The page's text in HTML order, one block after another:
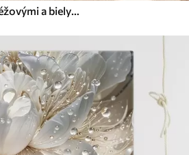
Textúrovaná maľba s béžovými a bielymi tvarmi